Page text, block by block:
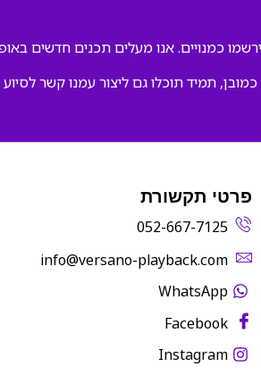
כמנויים. אנו מעלים תכנים חדשים
כמובן, תמיד תוכלו גם ליצור עמנו קשר
פרטי תקשורת
052-667-7125
‫info@versano-playback.com‬
WhatsApp
Facebook
Instagram